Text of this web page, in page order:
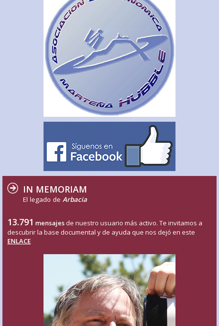
IN MEMORIAM
El legado de Arbacia
13.791 mensajes de nuestro usuario más activo. Te invitamos a
descubrir la base documental y de ayuda que nos dejó en este
ENLACE